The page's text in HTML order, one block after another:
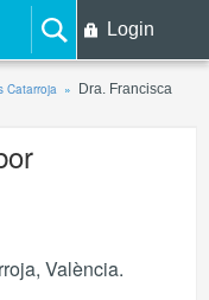
Login
Catarroja
Dra. Francisca
València.